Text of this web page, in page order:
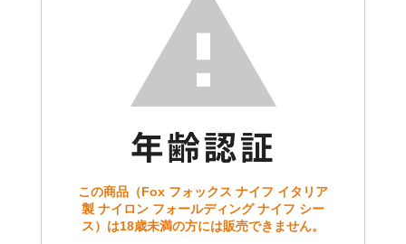
この商品（Fox フォックス ナイフ イタリア
製 ナイロン フォールディング ナイフ シー
ス）は18歳未満の方には販売できません。